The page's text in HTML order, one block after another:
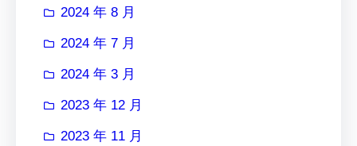
2024 年 8 月
2024 年 7 月
2024 年 3 月
2023 年 12 月
2023 年 11 月